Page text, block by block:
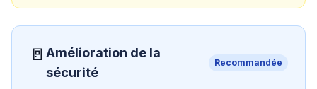
🚪 Amélioration de la
sécurité
Recommandée